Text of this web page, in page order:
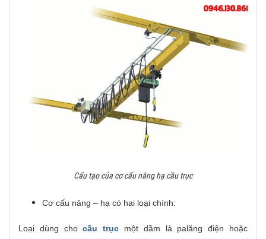
Cấu tạo của cơ cấu nâng hạ cầu trục
Cơ cấu nâng – hạ có hai loại chính:
Loại dùng chocầu trục một dầm là palăng điện hoặc